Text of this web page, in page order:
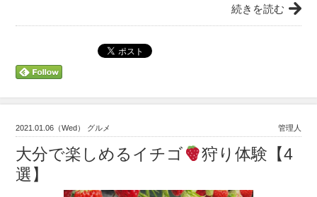
続きを読む
2021.01.06（Wed） グルメ 管理人
大分で楽しめるイチゴ
狩り体験【4
選】